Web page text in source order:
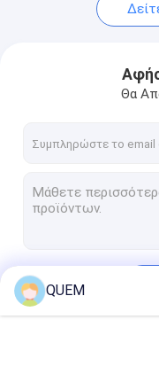
οπτικός μετρητής
Πηγή
Πηγή λέιζερ DFB
Ελεγκτής του BERT
Οπτικός
Θα
QUEM